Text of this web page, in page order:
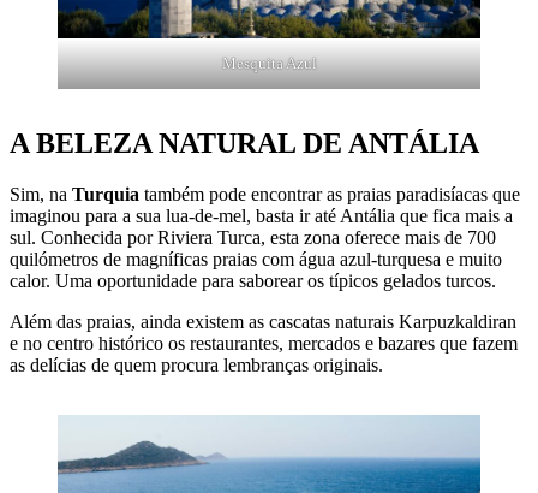
Mesquita Azul
A BELEZA NATURAL DE ANTÁLIA
Sim, na Turquia também pode encontrar as praias paradisíacas que
imaginou para a sua lua-de-mel, basta ir até Antália que fica mais a
sul. Conhecida por Riviera Turca, esta zona oferece mais de 700
quilómetros de magníficas praias com água azul-turquesa e muito
calor. Uma oportunidade para saborear os típicos gelados turcos.
Além das praias, ainda existem as cascatas naturais Karpuzkaldiran
e no centro histórico os restaurantes, mercados e bazares que fazem
as delícias de quem procura lembranças originais.